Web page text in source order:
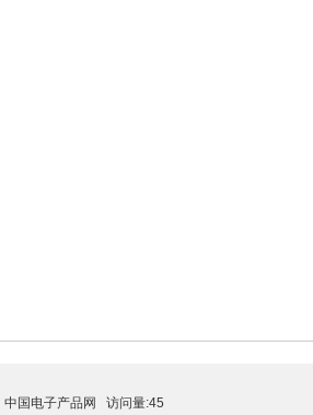
中国电子产品网 访问量:45